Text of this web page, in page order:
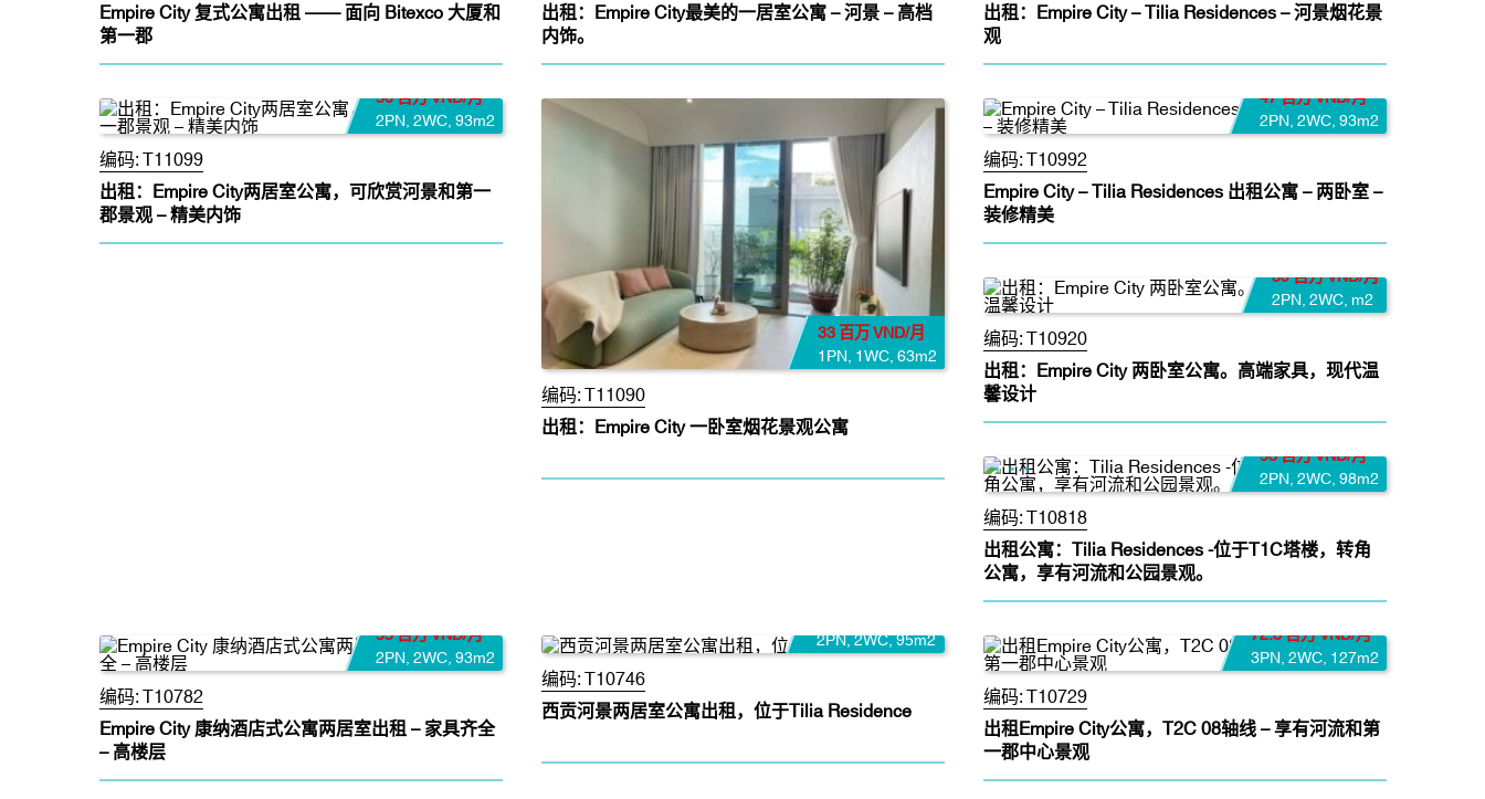
Empire City 复式公寓出租 —— 面向 Bitexco 大厦和
第一郡
出租：Empire City最美的一居室公寓 – 河景 – 高档
内饰。
出租：Empire City – Tilia Residences – 河景烟花景
观
50 百万 VND/月
2PN,2WC,93m2
编码:T11099
出租：Empire City两居室公寓，可欣赏河景和第一
郡景观 – 精美内饰
33 百万 VND/月
1PN, 1WC,63m2
编码:T11090
出租：Empire City 一卧室烟花景观公寓
47 百万 VND/月
2PN,2WC,93m2
编码:T10992
Empire City – Tilia Residences 出租公寓 – 两卧室 –
装修精美
39 百万 VND/月
2PN,2WC, m2
编码:T10920
出租：Empire City 两卧室公寓。高端家具，现代温
馨设计
53 百万 VND/月
2PN,2WC,98m2
编码:T10818
出租公寓：Tilia Residences -位于T1C塔楼，转角
公寓，享有河流和公园景观。
55 百万 VND/月
2PN,2WC,93m2
编码:T10782
Empire City 康纳酒店式公寓两居室出租 – 家具齐全
– 高楼层
2PN,2WC,95m2
编码:T10746
西贡河景两居室公寓出租，位于Tilia Residence
72.8 百万 VND/月
3PN,2WC, 127m2
编码:T10729
出租Empire City公寓，T2C 08轴线 – 享有河流和第
一郡中心景观